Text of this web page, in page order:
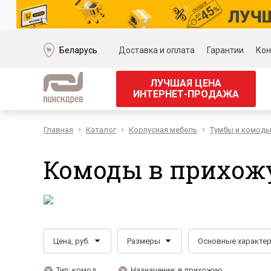
Беларусь Доставка и оплата Гарантии
ЛУЧШАЯ ЦЕНА
ИНТЕРНЕТ-ПРОДАЖА
Мягкая мебель
Модульные диваны
Диваны «Премиум»
Угловые диваны
Прямые диваны
Наборы
Наборы
Наборы
Главная Каталог Корпусная мебель Тумбы и комоды
Комоды в
Цена, руб. Размеры Основные